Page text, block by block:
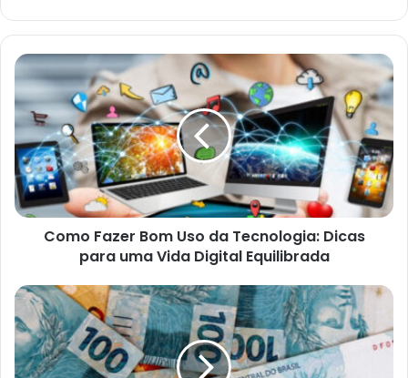
Como
Fazer
Bom
Uso
da
Tecnologia:
Dicas
para
uma
Como Fazer Bom Uso da Tecnologia: Dicas
para uma Vida Digital Equilibrada
A
Importância
de
Falar
Sobre